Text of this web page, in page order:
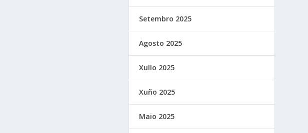
Setembro 2025
Agosto 2025
Xullo 2025
Xuño 2025
Maio 2025